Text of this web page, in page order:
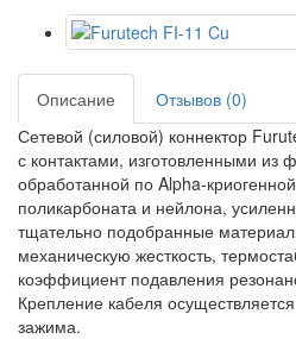
Описание
Отзывов (0)
Сетевой (силовой) коннектор
с контактами, изготовленными из
обработанной по Alpha-
поликарбоната и нейлона,
тщательно подобранные
механическую жесткость,
коэффициент подавления
Крепление кабеля
зажима.